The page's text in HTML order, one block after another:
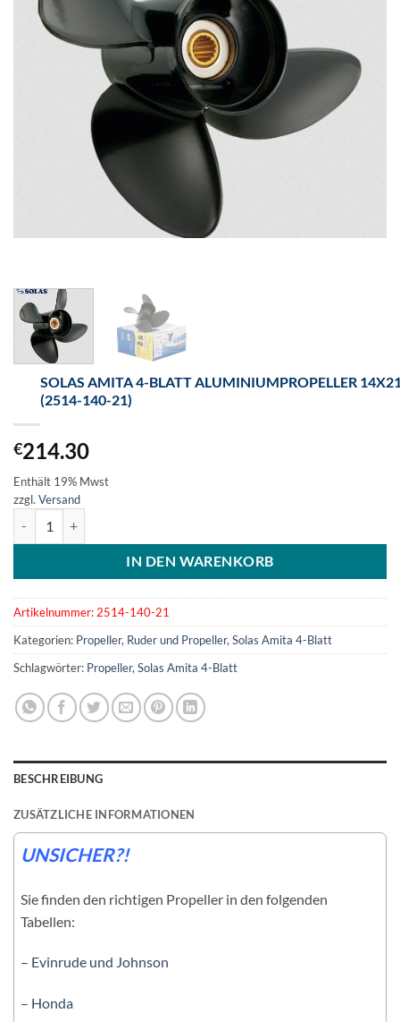
SOLAS AMITA 4-BLATT ALUMINIUMPROPELLER
(2514-140-21)
€214.30
Enthält 19% Mwst
zzgl. Versand
IN DEN WARENKORB
Artikelnummer: 2514-140-21
Kategorien: Propeller, Ruder und Propeller, Solas Amita 4-Blatt
Schlagwörter: Propeller, Solas Amita 4-Blatt
BESCHREIBUNG
ZUSÄTZLICHE INFORMATIONEN
UNSICHER?!
Sie finden den richtigen Propeller in den folgenden
Tabellen:
– Evinrude und Johnson
– Honda